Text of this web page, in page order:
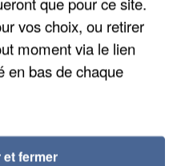
après la
en garde à vue.
vos choix, ou retirer
moment via le lien
en bas de chaque
fermer